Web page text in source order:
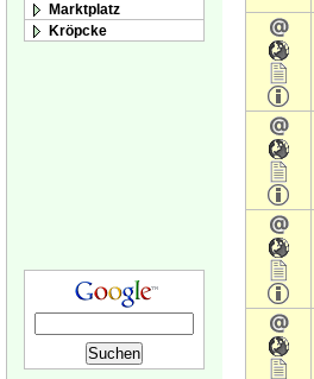
Marktplatz
Kröpcke